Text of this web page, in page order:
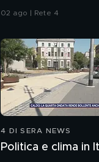
02 ago | Rete 4
4 DI SERA NEWS
Politica e clima in